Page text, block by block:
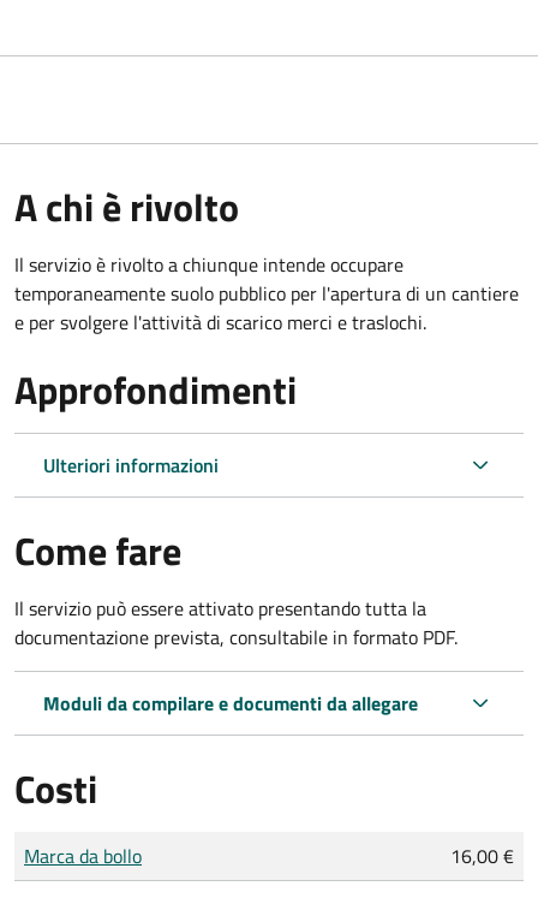
A chi è rivolto
Il servizio è rivolto a chiunque intende occupare
temporaneamente suolo pubblico per l'apertura di un cantiere
e per svolgere l'attività di scarico merci e traslochi.
Approfondimenti
Ulteriori informazioni
Come fare
Il servizio può essere attivato presentando tutta la
documentazione prevista, consultabile in formato PDF.
Moduli da compilare e documenti da allegare
Costi
Tipo di pagamento
Importo
Marca da bollo 16,00 €